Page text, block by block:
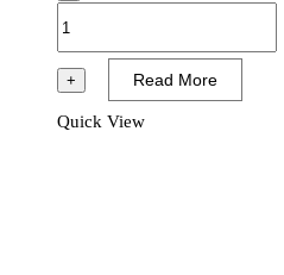
I-
Shoe
+ Read More
Quick View